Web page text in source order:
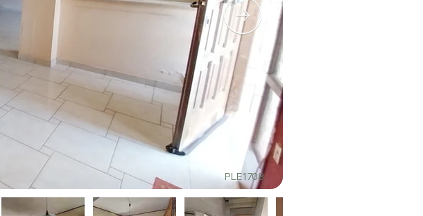
PLE1708